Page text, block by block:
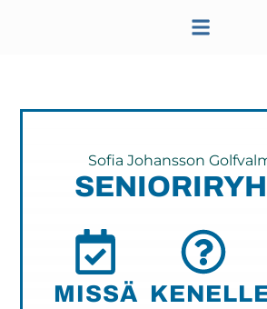
Sofia Johansson
MISSÄ